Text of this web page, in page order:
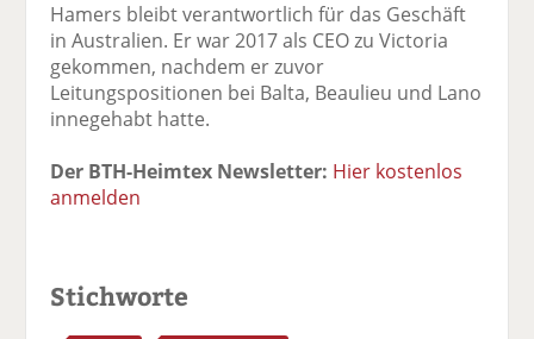
Hamers bleibt verantwortlich für das Geschäft
in Australien. Er war 2017 als CEO zu Victoria
gekommen, nachdem er zuvor
Leitungspositionen bei Balta, Beaulieu und Lano
innegehabt hatte.
Der BTH-Heimtex Newsletter: Hier kostenlos
anmelden
Stichworte